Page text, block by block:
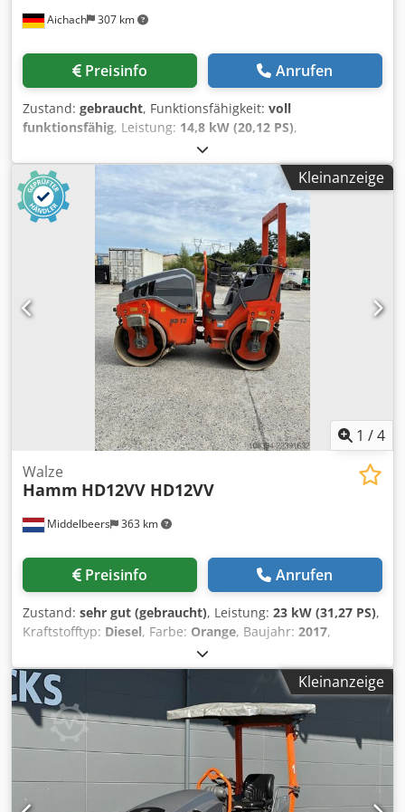
Aichach 307 km
Preisinfo Anrufen
Zustand: gebraucht, Funktionsfähigkeit: voll
funktionsfähig, Leistung: 14,8 kW (20,12 PS),
, Leergewicht:
2013, Betriebsstunden:4.800 h, HAMM HD 10 C VT
Kombiwalze Djdpfx Akeykurhe Eskr Baujahr 2013 4800 h
14,8 KW Kubota Motor 1500-1830 kg Kantenschneiderad
Berieselung
Kleinanzeige
1 /4
Middelbeers 363 km
Walze
Hamm HD12VV HD12VV
Preisinfo Anrufen
Zustand: sehr gut (gebraucht), Leistung: 23 kW (31,27 PS),
Kraftstofftyp: Diesel, Farbe: Orange, Baujahr: 2017,
, Allgemeine Informationen
Baujahr: 2017 Modelljahr: 2017 Technische Informationen
Zylinderzahl: 3 Antrieb: Rad Dkodsznm Iuepfx Ak Ejr
Leergewicht: 2.695 kg Funktionell Arbeitsbreite: 120 cm CE-
Kennzeichnung: ja Zustand Technischer Zustand: sehr gut
Optischer Zustand: gut Finanzielle Informationen Preis:
Auf Anfrage Weitere Informationen Wenden Sie sich an
Ernst van Hek, um weitere Informationen zu erhalten.
Kleinanzeige